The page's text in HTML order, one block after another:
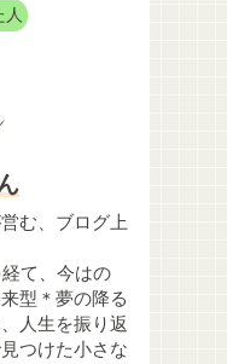
人
む、ブログ上
て、今はの
型＊夢の降る
人生を振り返
つけた小さな